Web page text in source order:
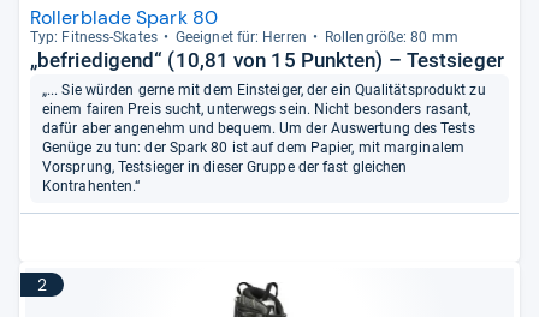
Rollerblade Spark 80
Typ: Fit­ness-​Ska­tes Geeig­net für: Her­ren Rol­len­größe: 80 mm
„befriedigend“ (10,81 von 15 Punkten) – Testsieger
„... Sie würden gerne mit dem Einsteiger, der ein Qualitätsprodukt zu
einem fairen Preis sucht, unterwegs sein. Nicht besonders rasant,
dafür aber angenehm und bequem. Um der Auswertung des Tests
Genüge zu tun: der Spark 80 ist auf dem Papier, mit marginalem
Vorsprung, Testsieger in dieser Gruppe der fast gleichen
Kontrahenten.“
2